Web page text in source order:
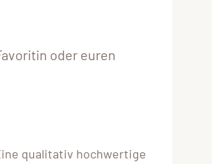
oder euren
qualitativ hochwertige